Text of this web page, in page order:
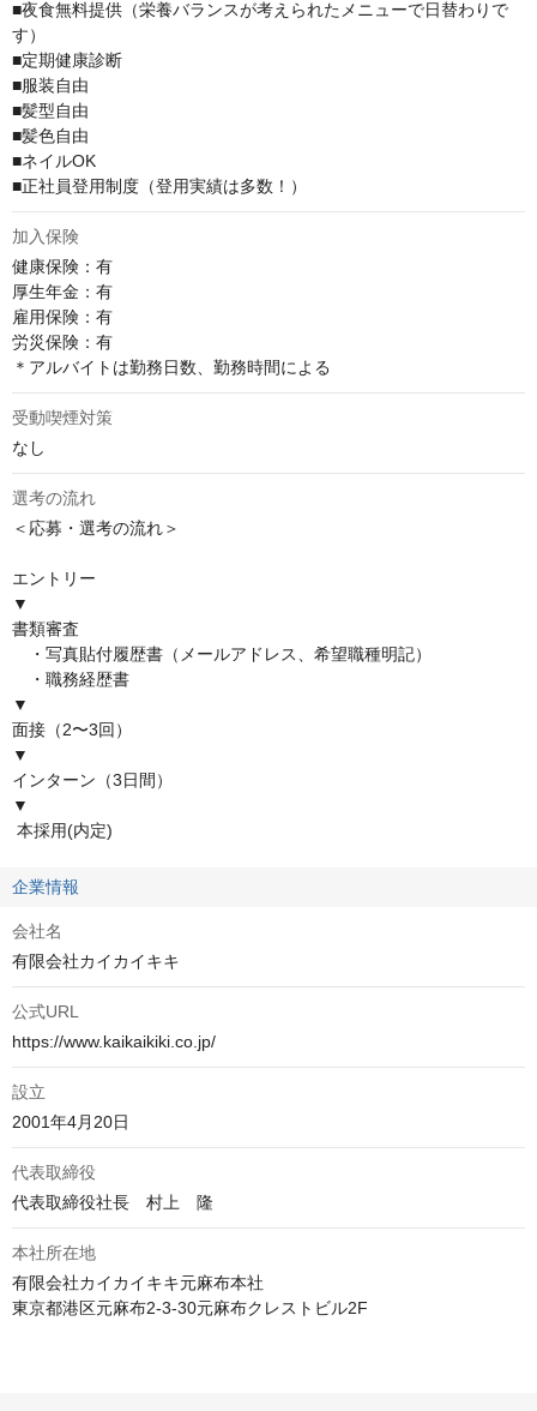
■夜食無料提供（栄養バランスが考えられたメニューで日替わりで
す）
■定期健康診断
■服装自由
■髪型自由
■髪色自由
■ネイルOK
■正社員登用制度（登用実績は多数！）
加入保険
健康保険：有
厚⽣年⾦：有
雇⽤保険：有
労災保険：有
＊アルバイトは勤務日数、勤務時間による
受動喫煙対策
なし
選考の流れ
＜応募・選考の流れ＞
エントリー
▼
書類審査
・写真貼付履歴書（メールアドレス、希望職種明記）
・職務経歴書
▼
面接（2〜3回）
▼
インターン（3日間）
▼
本採用(内定)
企業情報
会社名
有限会社カイカイキキ
公式URL
https://www.kaikaikiki.co.jp/
設立
2001年4月20日
代表取締役
代表取締役社長　村上　隆
本社所在地
有限会社カイカイキキ元麻布本社
東京都港区元麻布2-3-30元麻布クレストビル2F